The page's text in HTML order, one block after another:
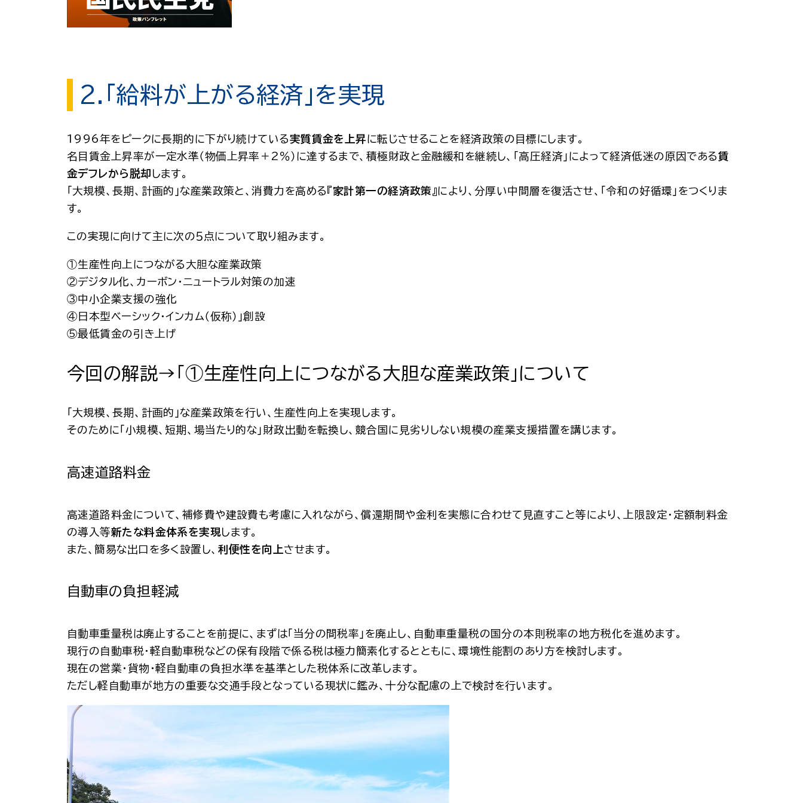
2.「給料が上がる経済」を実現
1996年をピークに長期的に下がり続けている実質賃金を上昇に転じさせることを経済政策の目標にします。
名目賃金上昇率が一定水準（物価上昇率＋2％）に達するまで、積極財政と金融緩和を継続し、「高圧経済」によって経済低迷の原因である賃
金デフレから脱却 します。
「大規模、長期、計画的」な産業政策と、消費力を高める『 家計第一の経済政策』により、分厚い中間層を復活させ、「令和の好循環」をつくりま
す。
この実現に向けて主に次の５点について取り組みます。
①生産性向上につながる大胆な産業政策
②デジタル化、カーボン・ニュートラル対策の加速
③中小企業支援の強化
④日本型ベーシック・インカム（仮称）」創設
⑤最低賃金の引き上げ
今回の解説→「①生産性向上につながる大胆な産業政策 」について
「大規模、長期、計画的」な産業政策を行い、生産性向上を実現します。
そのために「小規模、短期、場当たり的な」財政出動を転換し、競合国に見劣りしない規模の産業支援措置を講じます。
高速道路料金
高速道路料金について、補修費や建設費も考慮に入れながら、償還期間や金利を実態に合わせて見直すこと等により、上限設定・定額制料金
の導入等新たな料金体系を実現します。
また、簡易な出口を多く設置し、 利便性を向上させます。
自動車の負担軽減
自動車重量税は廃止することを前提に、まずは「当分の間税率」を廃止し、自動車重量税の国分の本則税率の地方税化を進めます。
現行の自動車税・軽自動車税などの保有段階で係る税は極力簡素化するとともに、環境性能割のあり方を検討します。
現在の営業・貨物・軽自動車の負担水準を基準とした税体系に改革します。
ただし軽自動車が地方の重要な交通手段となっている現状に鑑み、十分な配慮の上で検討を行います。